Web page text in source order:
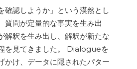
確認しようか」という漠然とし
質問が定量的な事実を生み出
解釈を生み出し、解釈が新たな
を見てきました。 Dialogueを
かけ、データに隠されたパター